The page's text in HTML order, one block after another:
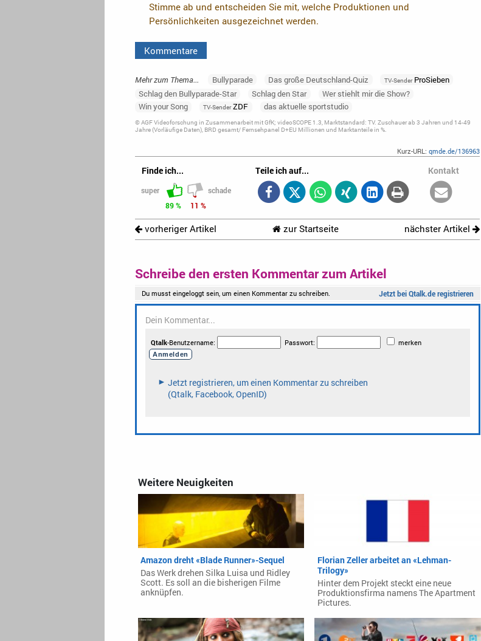
Stimme ab und entscheiden Sie mit, welche Produktionen und
Persönlichkeiten ausgezeichnet werden.
Kommentare
Mehr zum Thema... Bullyparade Das große Deutschland-Quiz TV-SenderProSieben
Schlag den Bullyparade-Star
Schlag den Star
Wer stiehlt mir die Show?
Win your Song
TV-SenderZDF das aktuelle sportstudio
© AGF Videoforschung in Zusammenarbeit mit GfK; videoSCOPE 1.3, Marktstandard: TV. Zuschauer ab 3 Jahren und 14-49
Jahre (Vorläufige Daten), BRD gesamt/ Fernsehpanel D+EU Millionen und Marktanteile in %.
Kurz-URL:qmde.de/136963
Finde ich...
super
schade
89 %
11 %
Teile ich auf... Kontakt
vorheriger Artikel zur Startseite nächster Artikel
Schreibe den ersten Kommentar zum Artikel
Weitere Neuigkeiten
Amazon dreht «Blade Runner»-Sequel
Das Werk drehen Silka Luisa und Ridley
Scott. Es soll an die bisherigen Filme
anknüpfen.
Florian Zeller arbeitet an «Lehman-
Trilogy»
Hinter dem Projekt steckt eine neue
Produktionsfirma namens The Apartment
Pictures.